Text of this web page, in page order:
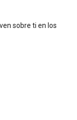
sobre ti en los